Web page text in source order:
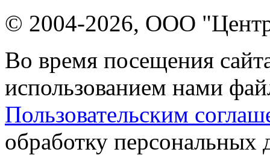
© 2004-2026, ООО "Центр
Во время посещения
использованием нами
Пользовательским
обработку персональных